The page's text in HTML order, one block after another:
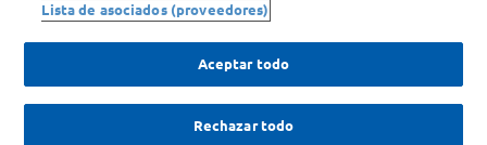
Lista de asociados (proveedores)
Aceptar todo
Rechazar todo